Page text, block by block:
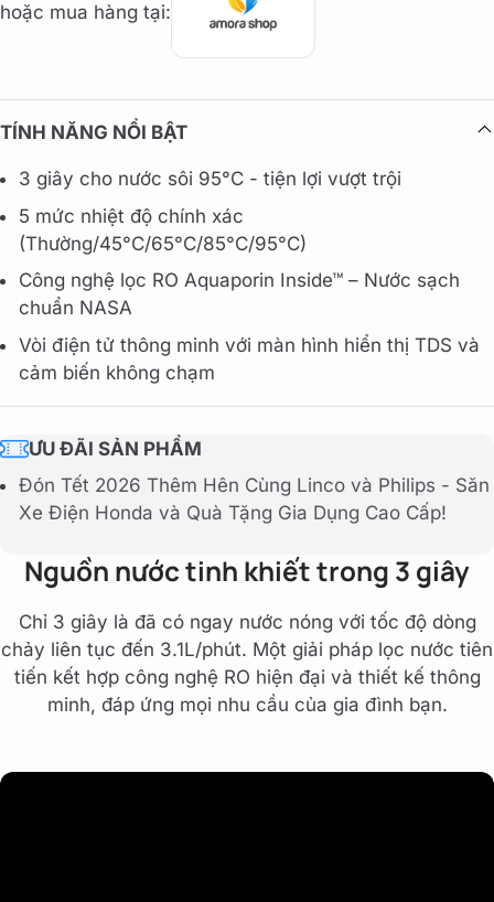
hoặc mua hàng tại:
TÍNH NĂNG NỔI BẬT
3 giây cho nước sôi 95°C - tiện lợi vượt trội
5 mức nhiệt độ chính xác
(Thường/45°C/65°C/85°C/95°C)
Công nghệ lọc RO Aquaporin Inside™ – Nước sạch
chuẩn NASA
Vòi điện tử thông minh với màn hình hiển thị TDS và
cảm biến không chạm
ƯU ĐÃI SẢN PHẨM
Đón Tết 2026 Thêm Hên Cùng Linco và Philips - Săn
Xe Điện Honda và Quà Tặng Gia Dụng Cao Cấp!
Nguồn nước tinh khiết trong 3 giây
Chỉ 3 giây là đã có ngay nước nóng với tốc độ dòng
chảy liên tục đến 3.1L/phút. Một giải pháp lọc nước tiên
tiến kết hợp công nghệ RO hiện đại và thiết kế thông
minh, đáp ứng mọi nhu cầu của gia đình bạn.